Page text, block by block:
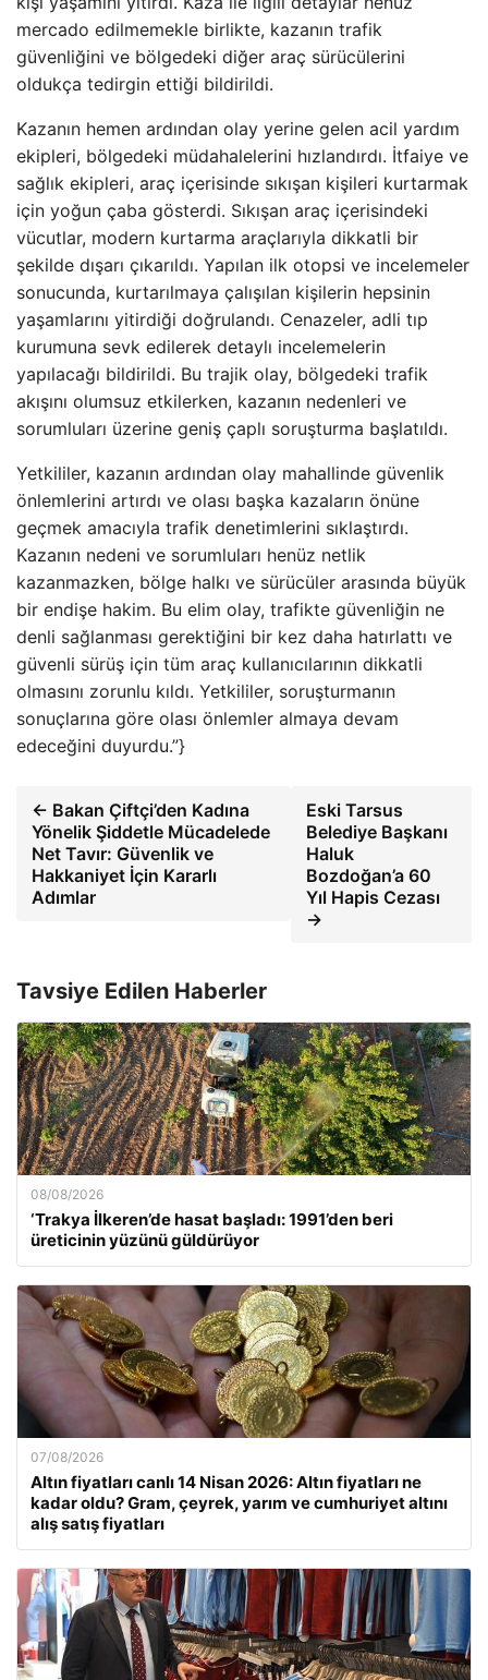
mercado edilmemekle birlikte, kazanın trafik
güvenliğini ve bölgedeki diğer araç sürücülerini
oldukça tedirgin ettiği bildirildi.
Kazanın hemen ardından olay yerine gelen acil yardım
ekipleri, bölgedeki müdahalelerini hızlandırdı. İtfaiye ve
sağlık ekipleri, araç içerisinde sıkışan kişileri kurtarmak
için yoğun çaba gösterdi. Sıkışan araç içerisindeki
vücutlar, modern kurtarma araçlarıyla dikkatli bir
şekilde dışarı çıkarıldı. Yapılan ilk otopsi ve incelemeler
sonucunda, kurtarılmaya çalışılan kişilerin hepsinin
yaşamlarını yitirdiği doğrulandı. Cenazeler, adli tıp
kurumuna sevk edilerek detaylı incelemelerin
yapılacağı bildirildi. Bu trajik olay, bölgedeki trafik
akışını olumsuz etkilerken, kazanın nedenleri ve
sorumluları üzerine geniş çaplı soruşturma başlatıldı.
Yetkililer, kazanın ardından olay mahallinde güvenlik
önlemlerini artırdı ve olası başka kazaların önüne
geçmek amacıyla trafik denetimlerini sıklaştırdı.
Kazanın nedeni ve sorumluları henüz netlik
kazanmazken, bölge halkı ve sürücüler arasında büyük
bir endişe hakim. Bu elim olay, trafikte güvenliğin ne
denli sağlanması gerektiğini bir kez daha hatırlattı ve
güvenli sürüş için tüm araç kullanıcılarının dikkatli
olmasını zorunlu kıldı. Yetkililer, soruşturmanın
sonuçlarına göre olası önlemler almaya devam
edeceğini duyurdu.”}
← Bakan Çiftçi’den Kadına
Yönelik Şiddetle Mücadelede
Net Tavır: Güvenlik ve
Hakkaniyet İçin Kararlı
Adımlar
Eski Tarsus
Belediye Başkanı
Haluk
Bozdoğan’a 60
Yıl Hapis Cezası
→
Tavsiye Edilen Haberler
08/08/2026
‘Trakya İlkeren’de hasat başladı: 1991’den beri
üreticinin yüzünü güldürüyor
07/08/2026
Altın fiyatları canlı 14 Nisan 2026: Altın fiyatları ne
kadar oldu? Gram, çeyrek, yarım ve cumhuriyet altını
alış satış fiyatları